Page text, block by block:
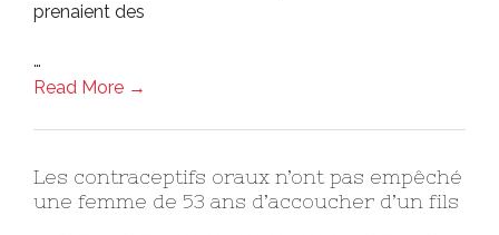
prenaient des
…
Read More →
Les contraceptifs oraux n’ont pas empêché
une femme de 53 ans d’accoucher d’un fils